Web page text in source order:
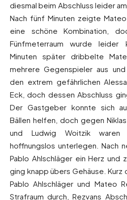
diesmal beim Abschluss leider
Nach fünf Minuten zeigte
eine schöne Kombination,
Fünfmeterraum wurde leider
Minuten später dribbelte
mehrere Gegenspieler aus
den extrem gefährlichen
Eck, doch dessen Abschluss
Der Gastgeber konnte sich
Bällen helfen, doch gegen
und Ludwig Woitzik waren
hoffnungslos unterlegen. Nach
Pablo Ahlschläger ein Herz
ging knapp übers Gehäuse. Kurz
Pablo Ahlschläger und Mateo
Strafraum durch, Rezvans